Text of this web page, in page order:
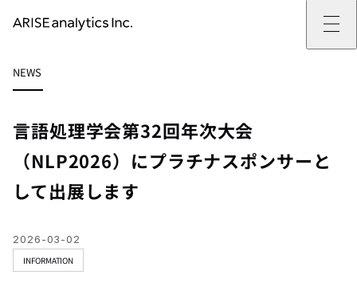
ARISE analyticsとはトップ
ミッション・バリュー
働きがいのある会社づくり
サービス
提供サービストップ
カスタマーサポート改革
ドローン・ビジネス活用
データ・AI人材育成支援
実績
データドリブン改革の推進支援
新規事業の立ち上げ支援
データ分析基盤の構築・活用支援
企業情報
企業情報トップ
会社概要
CEOメッセージ
サステナビリティ
お問い合わせ
ニュース
ニューストップ
インフォメーション
プレスリリース
イベント
技術情報
技術情報トップ
TECH BLOG
PAPER
採用
採用トップ
新卒採用
社員インタビュー
成長支援
キャリア開発
NEWS
言語処理学会第32回年次大会
（NLP2026）にプラチナスポンサーと
して出展します
INFORMATION
2026-03-02